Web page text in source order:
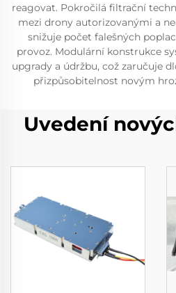
reagovat. Pokročilá filtrační
mezi drony autorizovanými a
snižuje počet falešných
provoz. Modulární konstrukce
upgrady a údržbu, což zaručuje
přizpůsobitelnost novým
Uvedení